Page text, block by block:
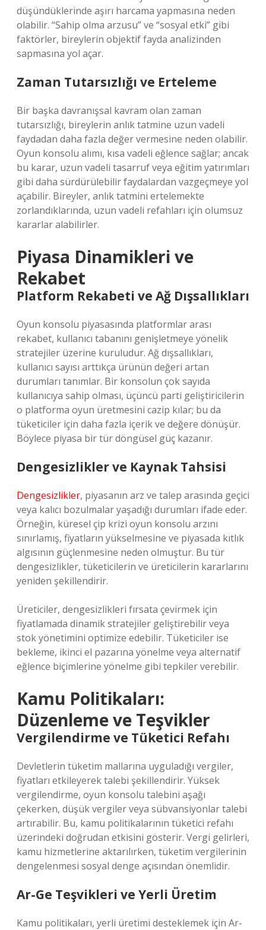
düşündüklerinde aşırı harcama yapmasına neden
olabilir. “Sahip olma arzusu” ve “sosyal etki” gibi
faktörler, bireylerin objektif fayda analizinden
sapmasına yol açar.
Zaman Tutarsızlığı ve Erteleme
Bir başka davranışsal kavram olan zaman
tutarsızlığı, bireylerin anlık tatmine uzun vadeli
faydadan daha fazla değer vermesine neden olabilir.
Oyun konsolu alımı, kısa vadeli eğlence sağlar; ancak
bu karar, uzun vadeli tasarruf veya eğitim yatırımları
gibi daha sürdürülebilir faydalardan vazgeçmeye yol
açabilir. Bireyler, anlık tatmini ertelemekte
zorlandıklarında, uzun vadeli refahları için olumsuz
kararlar alabilirler.
Piyasa Dinamikleri ve
Rekabet
Platform Rekabeti ve Ağ Dışsallıkları
Oyun konsolu piyasasında platformlar arası
rekabet, kullanıcı tabanını genişletmeye yönelik
stratejiler üzerine kuruludur. Ağ dışsallıkları,
kullanıcı sayısı arttıkça ürünün değeri artan
durumları tanımlar. Bir konsolun çok sayıda
kullanıcıya sahip olması, üçüncü parti geliştiricilerin
o platforma oyun üretmesini cazip kılar; bu da
tüketiciler için daha fazla içerik ve değere dönüşür.
Böylece piyasa bir tür döngüsel güç kazanır.
Dengesizlikler ve Kaynak Tahsisi
Dengesizlikler, piyasanın arz ve talep arasında geçici
veya kalıcı bozulmalar yaşadığı durumları ifade eder.
Örneğin, küresel çip krizi oyun konsolu arzını
sınırlamış, fiyatların yükselmesine ve piyasada kıtlık
algısının güçlenmesine neden olmuştur. Bu tür
dengesizlikler, tüketicilerin ve üreticilerin kararlarını
yeniden şekillendirir.
Üreticiler, dengesizlikleri fırsata çevirmek için
fiyatlamada dinamik stratejiler geliştirebilir veya
stok yönetimini optimize edebilir. Tüketiciler ise
bekleme, ikinci el pazarına yönelme veya alternatif
eğlence biçimlerine yönelme gibi tepkiler verebilir.
Kamu Politikaları:
Düzenleme ve Teşvikler
Vergilendirme ve Tüketici Refahı
Devletlerin tüketim mallarına uyguladığı vergiler,
fiyatları etkileyerek talebi şekillendirir. Yüksek
vergilendirme, oyun konsolu talebini aşağı
çekerken, düşük vergiler veya sübvansiyonlar talebi
artırabilir. Bu, kamu politikalarının tüketici refahı
üzerindeki doğrudan etkisini gösterir. Vergi gelirleri,
kamu hizmetlerine aktarılırken, tüketim vergilerinin
dengelenmesi sosyal denge açısından önemlidir.
Ar-Ge Teşvikleri ve Yerli Üretim
Kamu politikaları, yerli üretimi desteklemek için Ar-